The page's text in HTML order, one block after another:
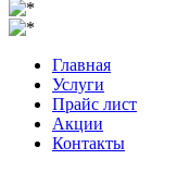
Главная
Услуги
Прайс лист
Акции
Контакты